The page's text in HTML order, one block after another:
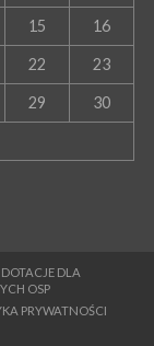
15 16
22 23
29 30
DLA
OSP
PRYWATNOŚCI